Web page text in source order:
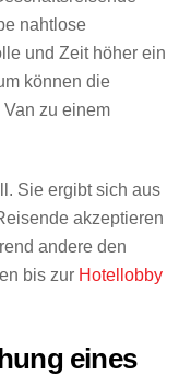
nahtlose
und Zeit höher ein
können die
zu einem
Sie ergibt sich aus
akzeptieren
andere den
bis zur Hotellobby
eines